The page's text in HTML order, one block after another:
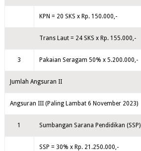
KPN = 20 SKS x Rp. 150.000,-
Trans Laut = 24 SKS x Rp. 155.000,-
3 Pakaian Seragam 50% x 5.200.000,-
Jumlah Angsuran II
Angsuran III (Paling Lambat 6 November 2023)
1 Sumbangan Sarana Pendidikan (SSP)
SSP = 30% x Rp. 21.250.000,-